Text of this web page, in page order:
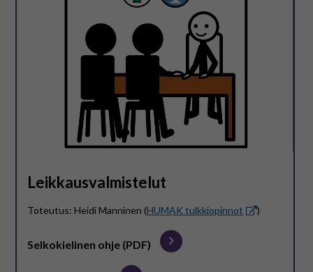
Leikkausvalmistelut
Toteutus: Heidi Manninen (HUMAK tulkkiopinnot )
Selkokielinen ohje (PDF)